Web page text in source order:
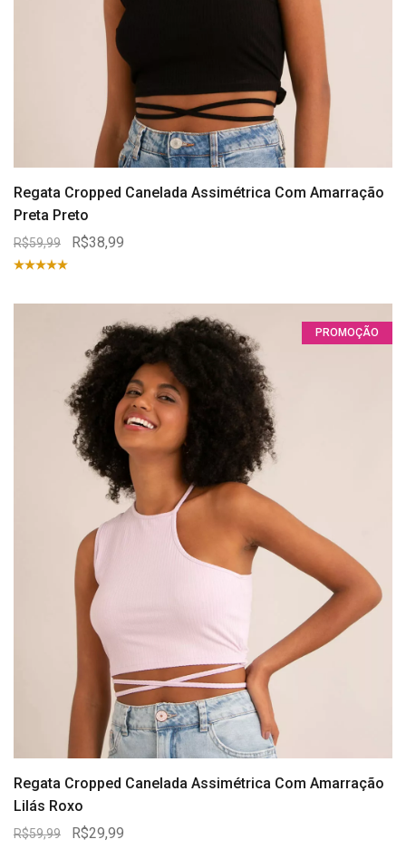
Regata Cropped Canelada Assimétrica Com Amarração
Preta Preto
R$59,99 R$38,99
PROMOÇÃO
Regata Cropped Canelada Assimétrica Com Amarração
Lilás Roxo
R$59,99 R$29,99